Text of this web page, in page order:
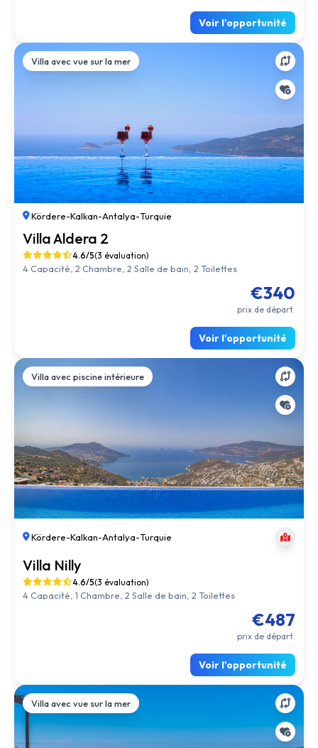
Voir l'opportunité
Villa avec vue sur la mer
Kördere-Kalkan-Antalya-Turquie
Villa Aldera 2
4.6/5(3 évaluation)
4 Capacité, 2 Chambre, 2 Salle de bain, 2 Toilettes
€340
prix de départ.
Voir l'opportunité
Villa avec piscine intérieure
Kördere-Kalkan-Antalya-Turquie
Villa Nilly
4.6/5(3 évaluation)
4 Capacité, 1 Chambre, 2 Salle de bain, 2 Toilettes
€487
prix de départ.
Voir l'opportunité
Villa avec vue sur la mer